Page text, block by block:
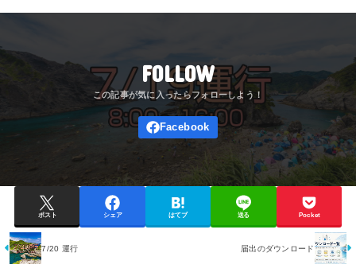
FOLLOW
ポスト シェア はてブ 送る Pocket
7/20 運行 届出のダウンロード